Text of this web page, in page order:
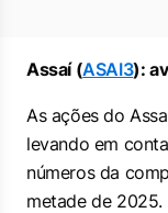
Assaí (ASAI3):
As ações do
levando em
números da
metade de 2025.